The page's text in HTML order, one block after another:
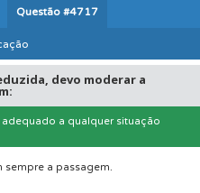
Questão #4717
devo moderar a
a qualquer situação
sempre a passagem.